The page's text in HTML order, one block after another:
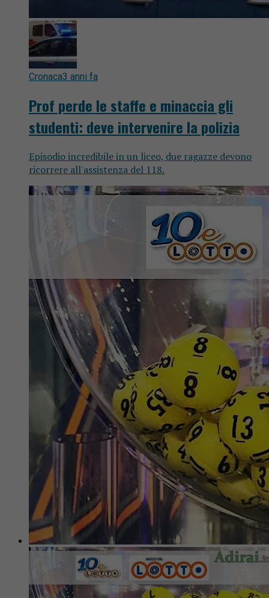
Cronaca3 anni fa
Prof perde le staffe e minaccia gli
studenti: deve intervenire la polizia
Episodio incredibile in un liceo, due ragazze devono
ricorrere all'assistenza del 118.